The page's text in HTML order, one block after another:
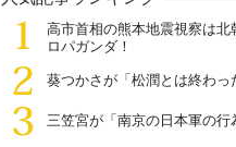
1
高市首相の熊本地震視察は北
ロパガンダ！
2
葵つかさが「松潤とは終わっ
3
三笠宮が「南京の日本軍の行